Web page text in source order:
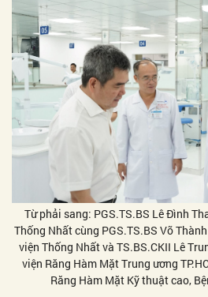
Từ phải sang: PGS.TS.BS Lê Đình
Thống Nhất cùng PGS.TS.BS Võ
viện Thống Nhất và TS.BS.CKII Lê
viện Răng Hàm Mặt Trung ương
Răng Hàm Mặt Kỹ thuật cao,